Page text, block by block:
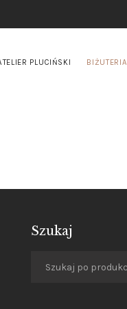
PLUCIŃSKI BIŻUTERIA
Szukaj